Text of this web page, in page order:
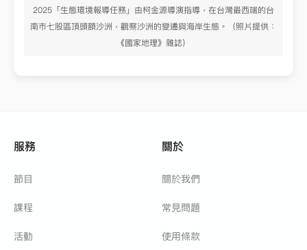
2025「生態環境報導任務」由柯金源導演指導，在台灣最西端的台
南市七股區頂頭額沙洲，觀察沙洲的變遷與海岸生態。（照片提供：
《國家地理》雜誌）
服務
節目
課程
活動
關於
關於我們
常見問題
使用條款